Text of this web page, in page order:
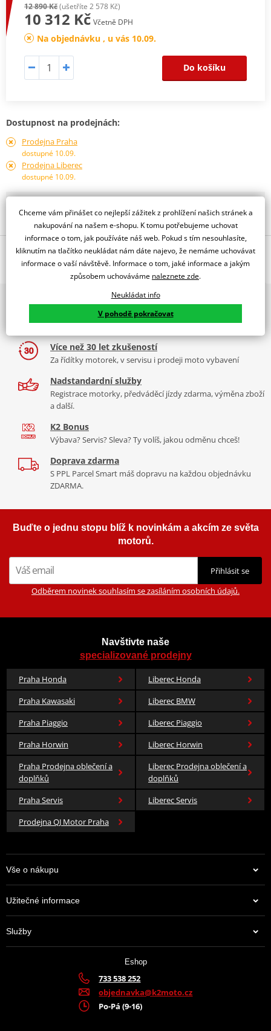
12 890 Kč(ušetříte 2 578 Kč)
10 312 Kč Včetně DPH
Na objednávku , u vás 10.09.
Do košíku
Dostupnost na prodejnách:
Prodejna Praha
dostupné 10.09.
Prodejna Liberec
dostupné 10.09.
Popis a parametry
Jsme autorizovaný
dealer značky MIVV
MOVER line, pozice ORIGINAL
Výfuky MIVV pro skútry jsou zaměřeny na zlepšení zvuku a výkonu
speciální skútr.
Výfuk MIVV Moverse snadno instaluje a je schopen zajistit vyšší
výkon, vyšší točivý moment a nižší hmotnost. Výfuk MIVV Mover
oválného tvaru a s koncovkou z materiálu Hpp dodá vašemu
skútru nenapodobitelný estetický vzhled a nezaměnitelný zvuk
Je navržen z nerezové oceli s černou povrchovou úpravou získanou
díky speciálnímu keramickému laku, který výfuku dodává efekt
"černého měsíce".
podle norem CE / ECE.
UPOZORNĚNÍ: Schváleno pouze při instalaci katalyzátoru
PDF Features
Schematic
2x multibrand showroom
9 značek motocyklů, servis, oblečení, doplňky i náhradní
díly, to vše v Praze a Liberci
Více než 30 let zkušeností
Za řídítky motorek, v servisu i prodeji moto vybavení
Nadstandardní služby
Registrace motorky, předváděcí jízdy zdarma, výměna zboží
a další.
K2 Bonus
Výbava? Servis? Sleva? Ty volíš, jakou odměnu chceš!
Doprava zdarma
S PPL Parcel Smart máš dopravu na každou objednávku
ZDARMA.
Buďte o jednu stopu blíž k novinkám a akcím ze světa
motorů.
Přihlásit se
Odběrem novinek souhlasím se zasíláním osobních údajů.
Navštivte naše
specializované prodejny
Praha Honda
Liberec Honda
Praha Kawasaki
Liberec BMW
Praha Piaggio
Liberec Piaggio
Praha Horwin
Liberec Horwin
Praha Prodejna oblečení a
doplňků
Liberec Prodejna oblečení a
doplňků
Praha Servis
Liberec Servis
Prodejna QJ Motor Praha
Vše o nákupu
Užitečné informace
Služby
Eshop
733 538 252
objednavka@k2moto.cz
Po-Pá (9-16)
Chceme vám přinášet co nejlepší zážitek z prohlížení našich stránek a
nakupování na našem e-shopu. K tomu potřebujeme uchovat
informace o tom, jak používáte náš web. Pokud s tím nesouhlasíte,
kliknutím na tlačítko neukládat nám dáte najevo, že nemáme uchovávat
informace o vaší návštěvě. Informace o tom, jaké informace a jakým
způsobem uchováváme naleznete zde.
Neukládat info
V pohodě pokračovat